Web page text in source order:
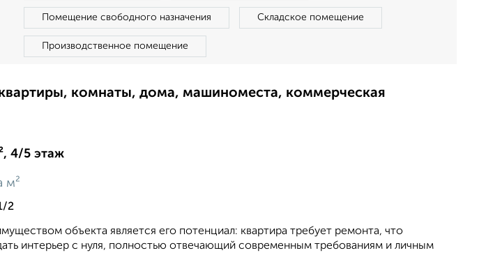
Помещение свободного назначения Складское помещение
Производственное помещение
комнаты, дома, машиноместа, коммерческая
4/5 этаж
м²
2
объекта является его потенциал: квартира требует ремонта, что
интерьер с нуля, полностью отвечающий современным требованиям и личным